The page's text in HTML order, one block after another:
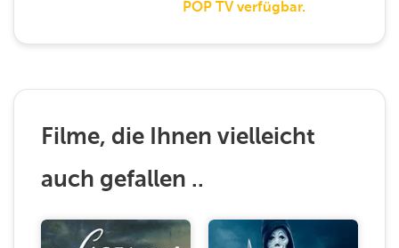
POP TV verfügbar.
Filme, die Ihnen vielleicht
auch gefallen ..